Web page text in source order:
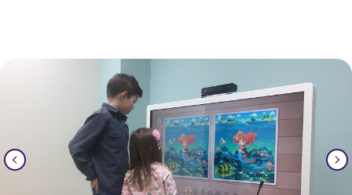
454112, г. Челябинск,
ПН-ПТ. 9:00-20:00
СБ.,ВС. выходной